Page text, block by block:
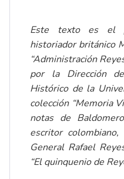
Este texto es el
historiador británico
“Administración
por la Dirección
Histórico de la
colección “Memoria
notas de
escritor
General Rafael
“El quinquenio de